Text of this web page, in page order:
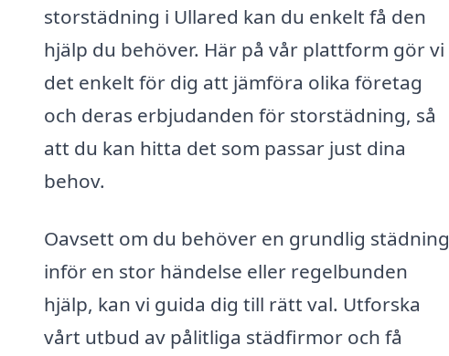
storstädning i Ullared kan du enkelt få den
hjälp du behöver. Här på vår plattform gör vi
det enkelt för dig att jämföra olika företag
och deras erbjudanden för storstädning, så
att du kan hitta det som passar just dina
behov.
Oavsett om du behöver en grundlig städning
inför en stor händelse eller regelbunden
hjälp, kan vi guida dig till rätt val. Utforska
vårt utbud av pålitliga städfirmor och få